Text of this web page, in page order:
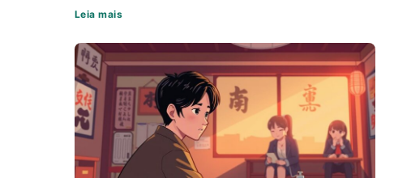
Leia mais